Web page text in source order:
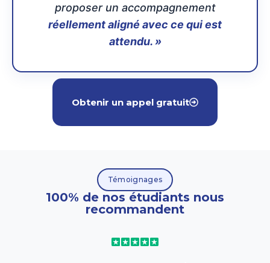
proposer un accompagnement
réellement aligné avec ce qui est
attendu. »
Obtenir un appel gratuit
Témoignages
100% de nos étudiants nous
recommandent